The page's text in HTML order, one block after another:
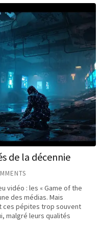
de la décennie
vidéo : les « Game of the
des médias. Mais
ces pépites trop souvent
malgré leurs qualités